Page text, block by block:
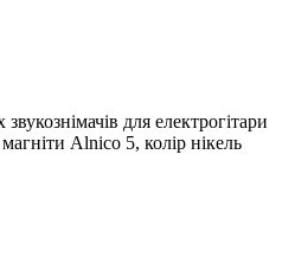
для електрогітари
Alnico 5, колір нікель